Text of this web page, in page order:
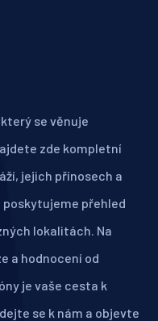
se věnuje
zde kompletní
jejich přínosech a
poskytujeme přehled
lokalitách. Na
a hodnocení od
je vaše cesta k
se k nám a objevte